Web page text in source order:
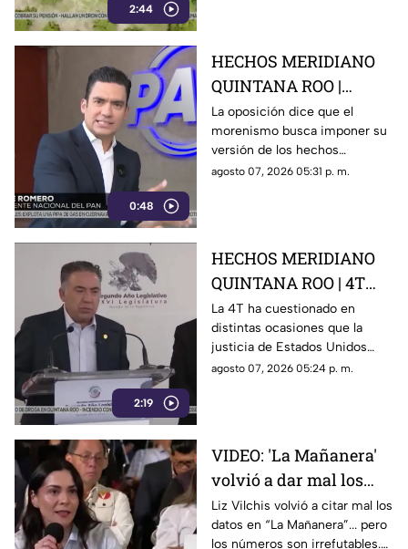
2:44
0:48
HECHOS MERIDIANO
QUINTANA ROO |
Oposición señala que el
morenismo quiere
imponer su versión de
los hechos usando la
La oposición dice que el
morenismo busca imponer su
versión de los hechos
mediante la censura, callar los
agosto 07, 2026 05:31 p. m.
2:19
HECHOS MERIDIANO
QUINTANA ROO | 4T
sigue cuestionando los
señalamientos de
E.E.U.U contra
narc0polít1c0s como
La 4T ha cuestionado en
distintas ocasiones que la
justicia de Estados Unidos
proceda contra presuntos
Rocha Moya, Enrique Inzunza y
otros funcionarios morenistas.
agosto 07, 2026 05:24 p. m.
VIDEO: 'La Mañanera'
volvió a dar mal los
datos: TV Azteca es el
medio tradicional con
Liz Vilchis volvió a citar mal los
datos en “La Mañanera”... pero
los números son irrefutables.